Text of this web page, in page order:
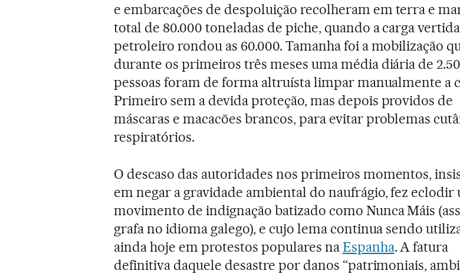
e embarcações de despoluição recolheram em terra e
total de 80.000 toneladas de piche, quando a carga
petroleiro rondou as 60.000. Tamanha foi a mobilização
durante os primeiros três meses uma média diária de
pessoas foram de forma altruísta limpar manualmente a
Primeiro sem a devida proteção, mas depois providos de
máscaras e macacões brancos, para evitar problemas
respiratórios.
O descaso das autoridades nos primeiros momentos,
em negar a gravidade ambiental do naufrágio, fez eclodir
movimento de indignação batizado como Nunca Máis
grafa no idioma galego), e cujo lema continua sendo
ainda hoje em protestos populares naEspanha. A fatura
definitiva daquele desastre por danos “patrimoniais,